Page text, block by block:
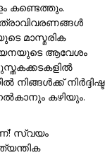
കണ്ടെത്തും.
മാസ്മരിക
ആവേശം
നിങ്ങൾക്ക് നിർദ്ദിഷ്ട
കഴിയും.
സ്വയം